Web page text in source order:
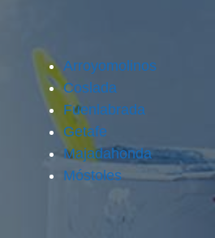
Arroyomolinos
Coslada
Fuenlabrada
Getafe
Majadahonda
Móstoles